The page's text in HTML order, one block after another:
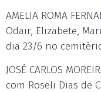
AMELIA ROMA
Odair, Elizabete,
dia 23/6 no
JOSÉ CARLOS
com Roseli Dias de